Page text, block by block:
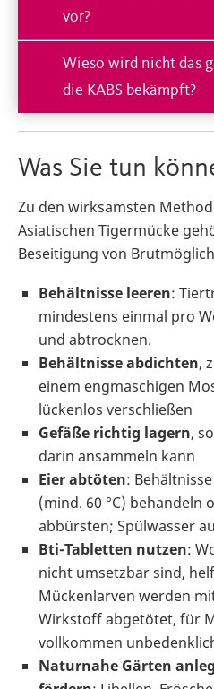
vor?
Wieso wird nicht das
die KABS bekämpft?
Was Sie tun
Zu den wirksamsten
Asiatischen Tigermücke
Beseitigung von
Behältnisse leeren:
mindestens einmal pro
und abtrocknen.
Behältnisse abdichten,
einem engmaschigen
lückenlos verschließen
Gefäße richtig lagern,
darin ansammeln kann
Eier abtöten:
(mind. 60 °C) behandeln
abbürsten; Spülwasser
Bti-Tabletten nutzen:
nicht umsetzbar sind,
Mückenlarven werden
Wirkstoff abgetötet, für
vollkommen
Naturnahe Gärten